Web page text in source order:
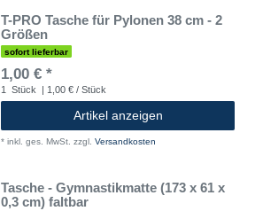
T-PRO Tasche für Pylonen 38 cm - 2
Größen
sofort lieferbar
1,00 € *
1 Stück | 1,00 € / Stück
Artikel anzeigen
* inkl. ges. MwSt. zzgl. Versandkosten
Tasche - Gymnastikmatte (173 x 61 x
0,3 cm) faltbar